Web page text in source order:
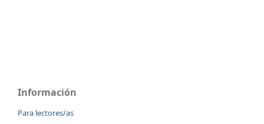
Información
Para lectores/as